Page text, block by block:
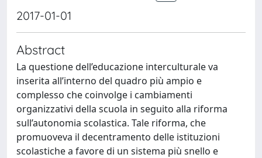
2017-01-01
Abstract
La questione dell’educazione interculturale va
inserita all’interno del quadro più ampio e
complesso che coinvolge i cambiamenti
organizzativi della scuola in seguito alla riforma
sull’autonomia scolastica. Tale riforma, che
promuoveva il decentramento delle istituzioni
scolastiche a favore di un sistema più snello e